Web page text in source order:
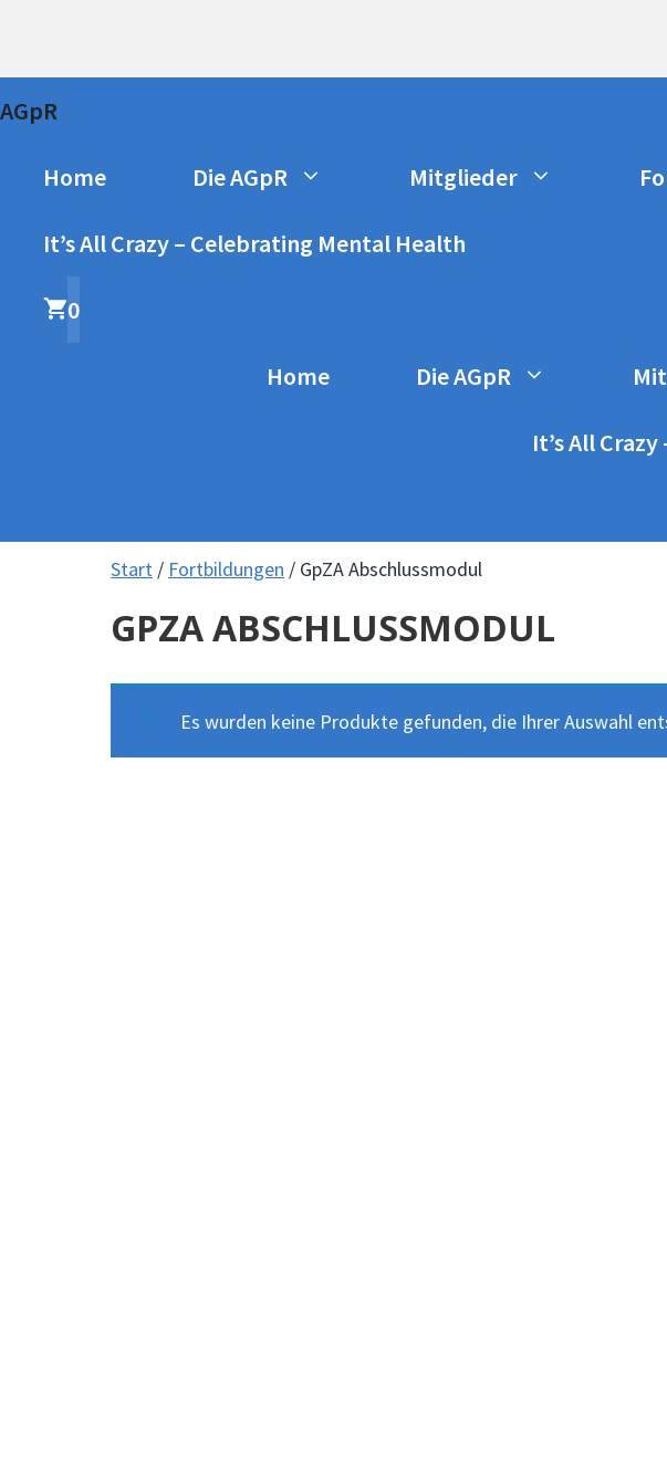
springen
AGpR
Home Die AGpR Mitglieder
It’s All Crazy – Celebrating Mental Health
0
Home Die AGpR
It’s All
Start / Fortbildungen / GpZA Abschlussmodul
GPZA ABSCHLUSSMODUL
Es wurden keine Produkte gefunden, die Ihrer Auswahl